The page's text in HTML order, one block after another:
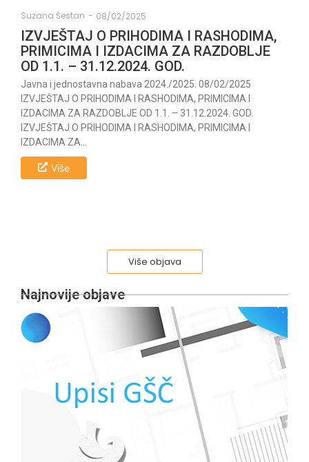
Suzana Šestan - 08/02/2025
IZVJEŠTAJ O PRIHODIMA I RASHODIMA,
PRIMICIMA I IZDACIMA ZA RAZDOBLJE
OD 1.1. – 31.12.2024. GOD.
Javna i jednostavna nabava 2024./2025. 08/02/2025
IZVJEŠTAJ O PRIHODIMA I RASHODIMA, PRIMICIMA I
IZDACIMA ZA RAZDOBLJE OD 1.1. – 31.12.2024. GOD.
IZVJEŠTAJ O PRIHODIMA I RASHODIMA, PRIMICIMA I
IZDACIMA ZA...
Više
Više objava
Najnovije objave